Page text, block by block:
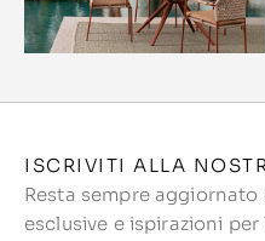
ISCRIVITI ALLA
Resta sempre
esclusive e ispirazioni per